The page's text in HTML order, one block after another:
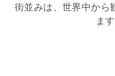
街並みは、世界中から
ます